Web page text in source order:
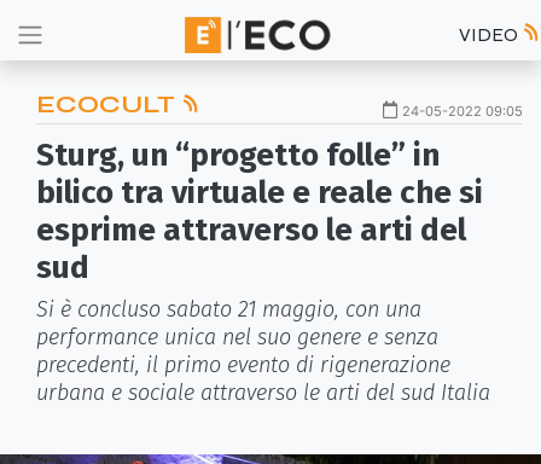
VIDEO
ECOCULT 24-05-2022 09:05
Sturg, un “progetto folle” in
bilico tra virtuale e reale che si
esprime attraverso le arti del
sud
Si è concluso sabato 21 maggio, con una
performance unica nel suo genere e senza
precedenti, il primo evento di rigenerazione
urbana e sociale attraverso le arti del sud Italia